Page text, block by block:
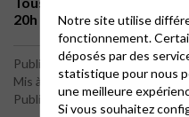
20h
Publié le 16 septembre 2022
Mis à jour le 15 avril 2026
Publié par le webmaster
Notre site utilise
fonctionnement.
déposés par des
statistique pour nous
une meilleure
Si vous souhaitez